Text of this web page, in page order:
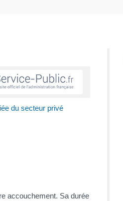
du secteur privé
accouchement. Sa durée